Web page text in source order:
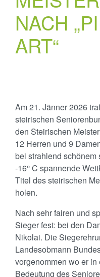
NACH
ART“
Am 21. Jänner 2026
steirischen
den Steirischen
12 Herren und 9
bei strahlend schönem
-16° C spannende
Titel des steirischen
holen.
Nach sehr fairen und
Sieger fest: bei den
Nikolai. Die
Landesobmann
vorgenommen wo er
Bedeutung des